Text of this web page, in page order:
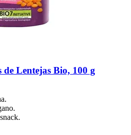
de Lentejas Bio, 100 g